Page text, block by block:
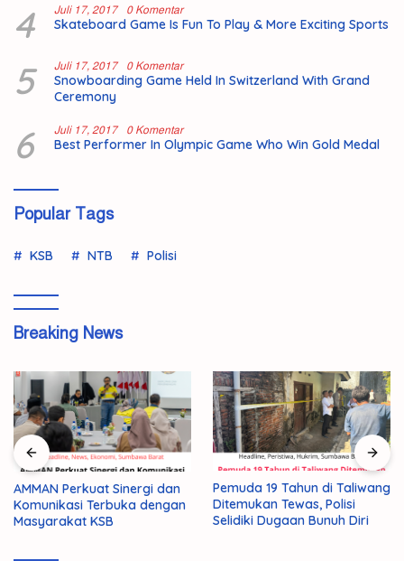
4 Juli 17, 2017 0 Komentar
Skateboard Game Is Fun To Play & More Exciting Sports
5 Juli 17, 2017 0 Komentar
Snowboarding Game Held In Switzerland With Grand
Ceremony
6 Juli 17, 2017 0 Komentar
Best Performer In Olympic Game Who Win Gold Medal
Popular Tags
KSB NTB Polisi
Breaking News
AMMAN Perkuat Sinergi dan
Komunikasi Terbuka dengan
Masyarakat KSB
Pemuda 19 Tahun di Taliwang
Ditemukan Tewas, Polisi
Selidiki Dugaan Bunuh Diri